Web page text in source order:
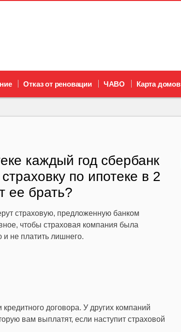
Отказ от реновации ЧАВО Карта домов
каждый год сбербанк
по ипотеке в 2
ее брать?
страховую, предложенную банком
чтобы страховая компания была
не платить лишнего.
договора. У других компаний
вам выплатят, если наступит страховой